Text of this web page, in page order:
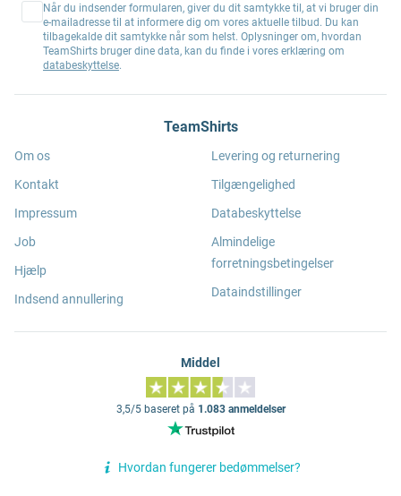
Når du indsender formularen, giver du dit samtykke til, at vi bruger din
e-mailadresse til at informere dig om vores aktuelle tilbud. Du kan
tilbagekalde dit samtykke når som helst. Oplysninger om, hvordan
TeamShirts bruger dine data, kan du finde i vores erklæring om
databeskyttelse.
TeamShirts
Om os
Kontakt
Impressum
Job
Hjælp
Indsend annullering
Levering og returnering
Tilgængelighed
Databeskyttelse
Almindelige
forretningsbetingelser
Dataindstillinger
Middel
3,5/5 baseret på 1.083 anmeldelser
Hvordan fungerer bedømmelser?